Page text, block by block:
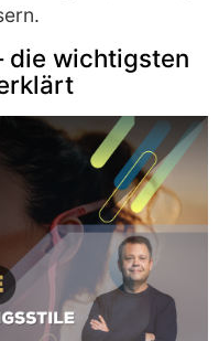
die wichtigsten